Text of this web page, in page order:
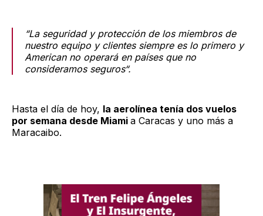
“La seguridad y protección de los miembros de
nuestro equipo y clientes siempre es lo primero y
American no operará en países que no
consideramos seguros“.
Hasta el día de hoy, la aerolínea tenía dos vuelos
por semana desde Miami a Caracas y uno más a
Maracaibo.